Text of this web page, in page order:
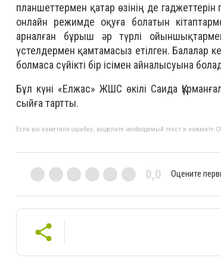
планшеттермен қатар өзінің де
онлайн режимде оқуға болатын
арналған бұрыш әр түрлі
үстелдермен қамтамасыз етілген. Балалар
болмаса сүйікті бір ісімен айналысуына
Бұл күні «Елжас» ЖШС өкілі Саида
сыйға тартты.
Если вы заметили ошибку, выделите необходимый текст и нажмите
0,0 Оцените